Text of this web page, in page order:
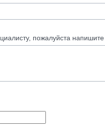
пожалуйста напишите